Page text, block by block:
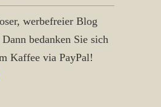
werbefreier Blog
bedanken Sie sich
Kaffee via PayPal!